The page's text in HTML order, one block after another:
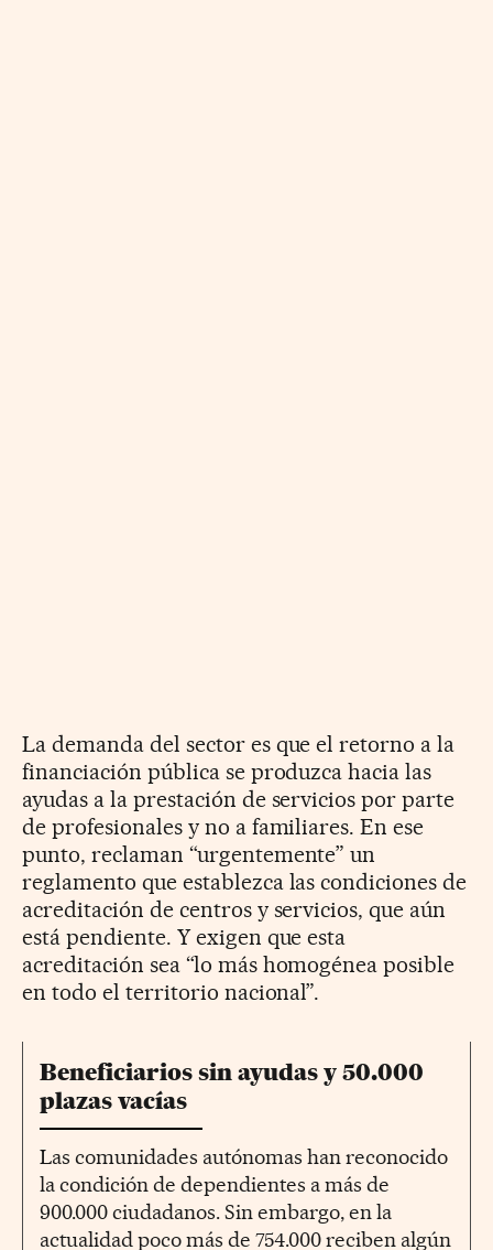
La demanda del sector es que el retorno a la
financiación pública se produzca hacia las
ayudas a la prestación de servicios por parte
de profesionales y no a familiares. En ese
punto, reclaman “urgentemente” un
reglamento que establezca las condiciones de
acreditación de centros y servicios, que aún
está pendiente. Y exigen que esta
acreditación sea “lo más homogénea posible
en todo el territorio nacional”.
Beneficiarios sin ayudas y 50.000
plazas vacías
Las comunidades autónomas han reconocido
la condición de dependientes a más de
900.000 ciudadanos. Sin embargo, en la
actualidad poco más de 754.000 reciben algún